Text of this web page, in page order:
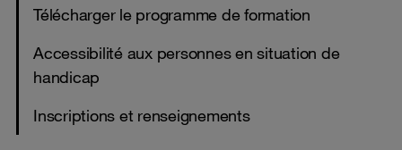
Télécharger le programme de formation
Accessibilité aux personnes en situation de
handicap
Inscriptions et renseignements